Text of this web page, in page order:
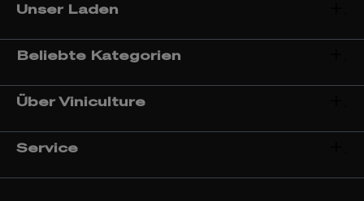
Unser Laden
Beliebte Kategorien
Über Viniculture
Service